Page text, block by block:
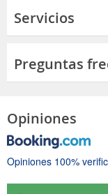
Servicios
Preguntas
Opiniones
Opiniones 100%